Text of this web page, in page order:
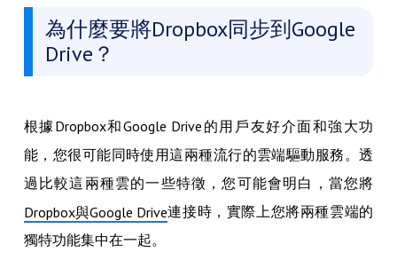
為什麼要將Dropbox同步到Google
Drive？
根據Dropbox和Google Drive的用戶友好介面和強大功
能，您很可能同時使用這兩種流行的雲端驅動服務。透
過比較這兩種雲的一些特徵，您可能會明白，當您將
Dropbox與Google Drive連接時，實際上您將兩種雲端的
獨特功能集中在一起。